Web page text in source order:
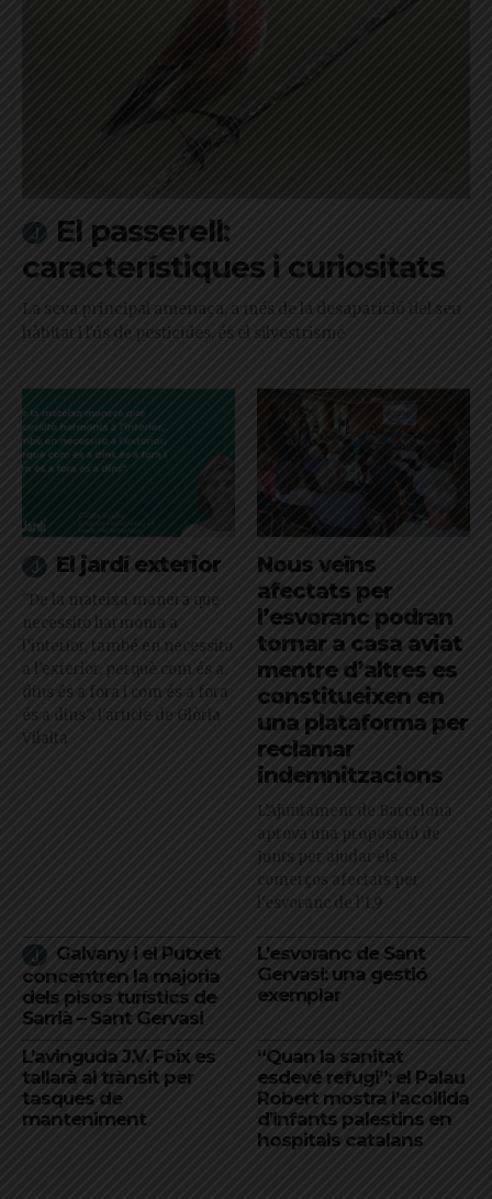
El passerell:
característiques i curiositats
La seva principal amenaça, a més de la desaparició del seu
hàbitat i l'ús de pesticides, és el silvestrisme
El jardí exterior
"De la mateixa manera que
necessito harmonia a
l’interior, també en necessito
a l’exterior, perquè com és a
dins és a fora i com és a fora
és a dins": l'article de Glòria
Vilalta
Nous veïns
afectats per
l’esvoranc podran
tornar a casa aviat
mentre d’altres es
constitueixen en
una plataforma per
reclamar
indemnitzacions
L’Ajuntament de Barcelona
aprova una proposició de
Junts per ajudar els
comerços afectats per
l'esvoranc de l'L9
Galvany i el Putxet
concentren la majoria
dels pisos turístics de
Sarrià – Sant Gervasi
L’esvoranc de Sant
Gervasi: una gestió
exemplar
L’avinguda J.V. Foix es
tallarà al trànsit per
tasques de
manteniment
“Quan la sanitat
esdevé refugi”: el Palau
Robert mostra l’acollida
d’infants palestins en
hospitals catalans